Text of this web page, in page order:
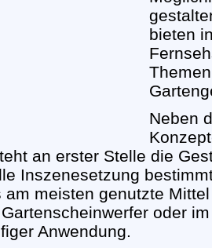
bieten
Neben
an erster Stelle die
Inszenesetzung
am meisten genutzte
oder
Anwendung.